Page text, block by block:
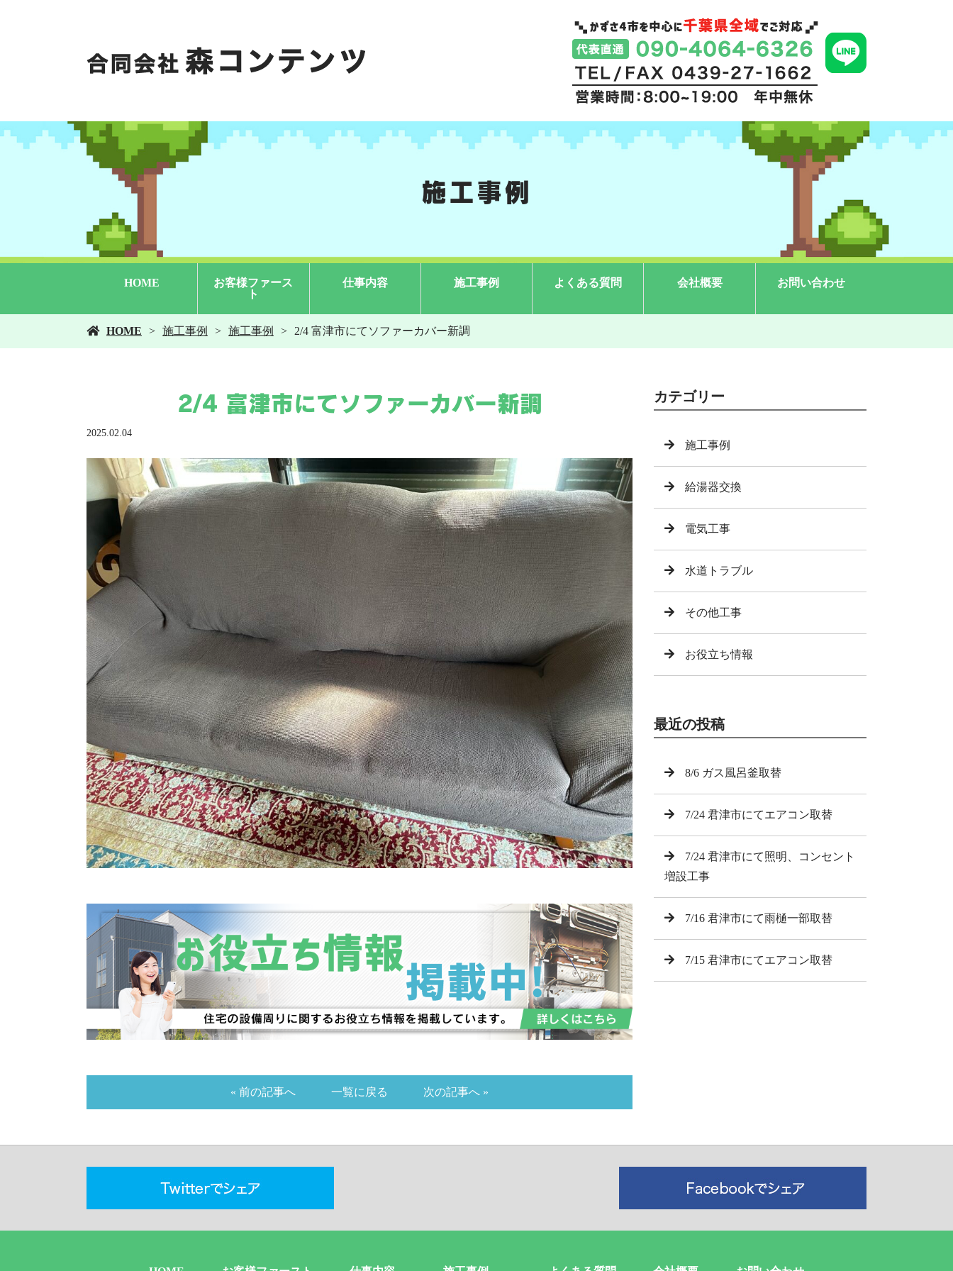
施工事例
HOME
お客様ファース
ト
仕事内容
給湯器
その他工事
施工事例
施工事例
給湯器交換
電気工事
水道トラブル
その他工事
よくある質問 会社概要 お問い合わせ
HOME 施工事例 施工事例 2/4 富津市にてソファーカバー新調
2/4 富津市にてソファーカバー新調
2025.02.04
« 前の記事へ 一覧に戻る 次の記事へ »
カテゴリー
施工事例
給湯器交換
電気工事
水道トラブル
その他工事
お役立ち情報
最近の投稿
8/6 ガス風呂釜取替
7/24 君津市にてエアコン取替
7/24 君津市にて照明、コンセント
増設工事
7/16 君津市にて雨樋一部取替
7/15 君津市にてエアコン取替